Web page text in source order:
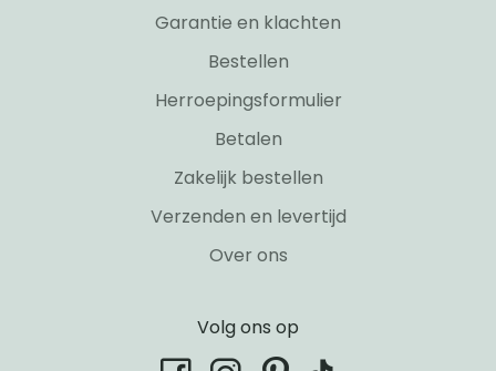
Garantie en klachten
Bestellen
Herroepingsformulier
Betalen
Zakelijk bestellen
Verzenden en levertijd
Over ons
Volg ons op